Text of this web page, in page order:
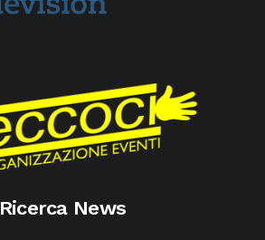
Ricerca News